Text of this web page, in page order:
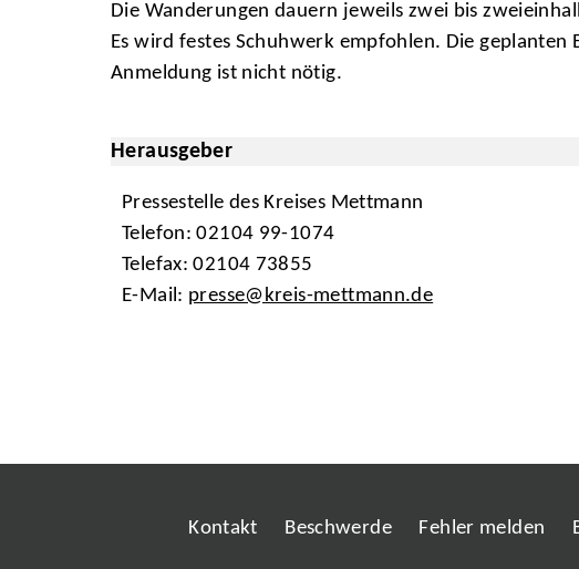
Die Wanderungen dauern jeweils zwei bis
Es wird festes Schuhwerk empfohlen. Die
Anmeldung ist nicht nötig.
Herausgeber
Pressestelle des Kreises Mettmann
Telefon: 02104 99-1074
Telefax: 02104 73855
E-Mail: presse@kreis-mettmann.de
Kontakt Beschwerde Fehler melden